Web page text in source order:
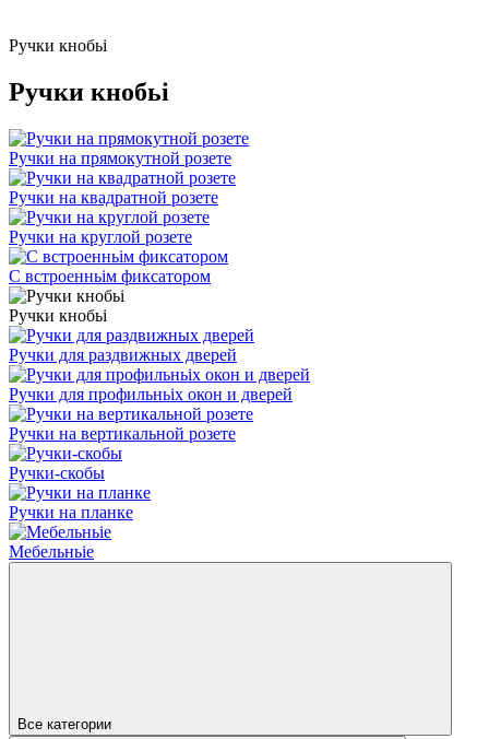
Ручки кнобьі
Ручки кнобьі
Ручки на прямокутной розете
Ручки на квадратной розете
Ручки на круглой розете
С встроенньім фиксатором
Ручки кнобьі
Ручки для раздвижных дверей
Ручки для профильньіх окон и дверей
Ручки на вертикальной розете
Ручки-скобы
Ручки на планке
Мебельньіе
Все категории